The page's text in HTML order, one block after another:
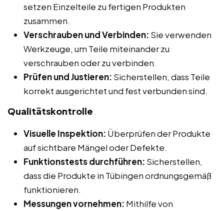
setzen Einzelteile zu fertigen Produkten
zusammen.
Verschrauben und Verbinden: Sie verwenden
Werkzeuge, um Teile miteinander zu
verschrauben oder zu verbinden.
Prüfen und Justieren: Sicherstellen, dass Teile
korrekt ausgerichtet und fest verbunden sind.
Qualitätskontrolle
Visuelle Inspektion: Überprüfen der Produkte
auf sichtbare Mängel oder Defekte.
Funktionstests durchführen: Sicherstellen,
dass die Produkte in Tübingen ordnungsgemäß
funktionieren.
Messungen vornehmen: Mithilfe von